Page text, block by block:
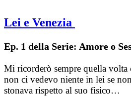
Lei e Venezia
Ep. 1 della Serie: Amore o
Mi ricorderò sempre quella volta
non ci vedevo niente in lei se
stonava rispetto al suo fisico…